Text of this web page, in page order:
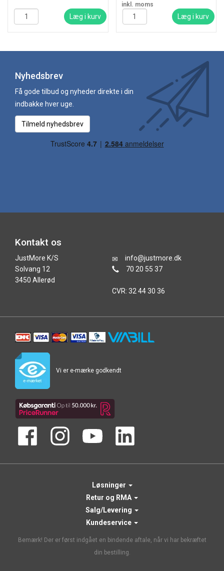
Læg i kurv
inkl. moms
Læg i kurv
Nyhedsbrev
Få gode tilbud og nyheder direkte i din
indbakke hver uge.
Tilmeld nyhedsbrev
Kontakt os
JustMore K/S
Solvang 12
3450 Allerød
info@justmore.dk
70 20 55 37
CVR: 32 44 30 36
Vi er e-mærke godkendt
Løsninger
Retur og RMA
Salg/Levering
Kundeservice
Bemærk! Der er først indgået en bindende aftale, når vi har bekræftet
din bestilling.